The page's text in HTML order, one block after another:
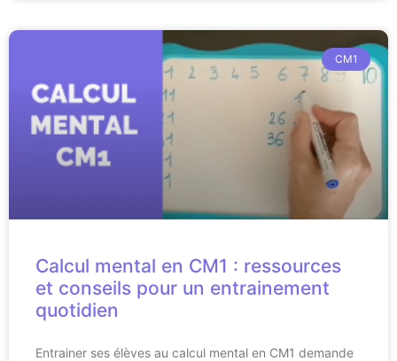
CM1
Calcul mental en CM1 : ressources
et conseils pour un entrainement
quotidien
Entrainer ses élèves au calcul mental en CM1 demande